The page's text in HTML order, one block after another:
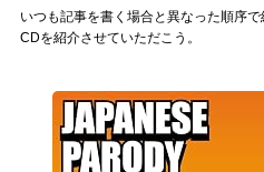
いつも記事を書く場合と異なった順序
CDを紹介させていただこう。